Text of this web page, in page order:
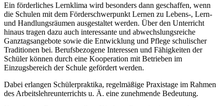
Ein förderliches Lernklima wird besonders dann geschaffen, wenn
die Schulen mit dem Förderschwerpunkt Lernen zu Lebens-, Lern-
und Handlungsräumen ausgestaltet werden. Über den Unterricht
hinaus tragen dazu auch interessante und abwechslungsreiche
Ganztagsangebote sowie die Entwicklung und Pflege schulischer
Traditionen bei. Berufsbezogene Interessen und Fähigkeiten der
Schüler können durch eine Kooperation mit Betrieben im
Einzugsbereich der Schule gefördert werden.
Dabei erlangen Schülerpraktika, regelmäßige Praxistage im Rahmen
des Arbeitslehreunterrichts u. Ä. eine zunehmende Bedeutung.